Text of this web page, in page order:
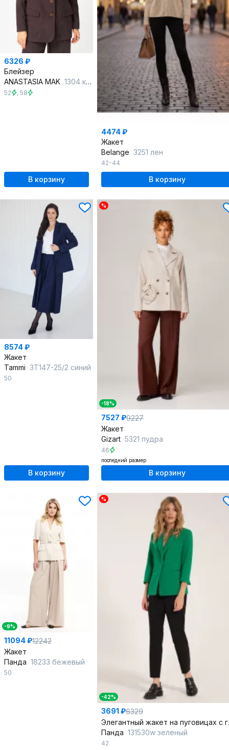
6326 ₽
Блейзер
ANASTASIA MAK 1304 коричневый
52 , 58
В корзину
4474 ₽
Жакет
Belange 3251 лен
42-44
В корзину
8574 ₽
Жакет
Tammi 3Т147-25/2 синий
50
В корзину
%
-18%
7527 ₽9227
Жакет
Gizart 5321 пудра
46
последний размер
В корзину
-9%
11094 ₽12242
Жакет
Панда 18233 бежевый
50
%
-42%
3691 ₽6329
Панда 131530w зеленый
42